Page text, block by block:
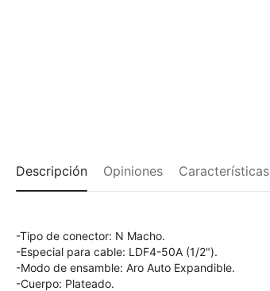
Descripción Opiniones Características
-Tipo de conector: N Macho.
-Especial para cable: LDF4-50A (1/2").
-Modo de ensamble: Aro Auto Expandible.
-Cuerpo: Plateado.